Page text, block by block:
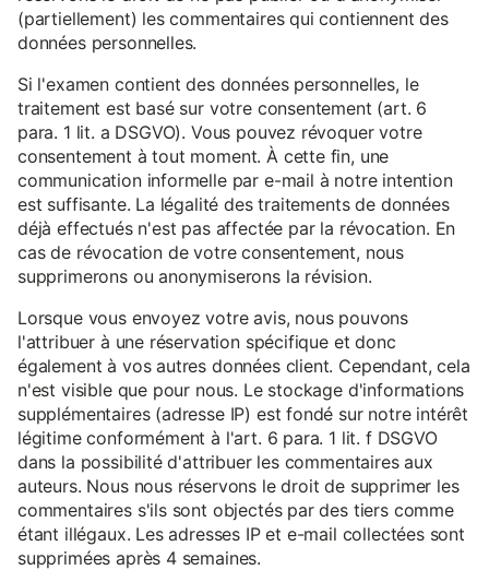
(partiellement) les commentaires qui contiennent des
données personnelles.
Si l'examen contient des données personnelles, le
traitement est basé sur votre consentement (art. 6
para. 1 lit. a DSGVO). Vous pouvez révoquer votre
consentement à tout moment. À cette fin, une
communication informelle par e-mail à notre intention
est suffisante. La légalité des traitements de données
déjà effectués n'est pas affectée par la révocation. En
cas de révocation de votre consentement, nous
supprimerons ou anonymiserons la révision.
Lorsque vous envoyez votre avis, nous pouvons
l'attribuer à une réservation spécifique et donc
également à vos autres données client. Cependant, cela
n'est visible que pour nous. Le stockage d'informations
supplémentaires (adresse IP) est fondé sur notre intérêt
légitime conformément à l'art. 6 para. 1 lit. f DSGVO
dans la possibilité d'attribuer les commentaires aux
auteurs. Nous nous réservons le droit de supprimer les
commentaires s'ils sont objectés par des tiers comme
étant illégaux. Les adresses IP et e-mail collectées sont
supprimées après 4 semaines.